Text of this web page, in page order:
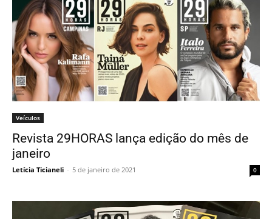
Veículos
Revista 29HORAS lança edição do mês de
janeiro
Letícia Ticianeli - 5 de janeiro de 2021 0